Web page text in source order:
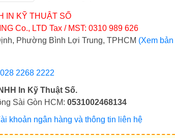
IN KỸ THUẬT SỐ
Co., LTD Tax / MST: 0310 989 626
Phường Bình Lợi Trung, TPHCM (Xem bản
028 2268 2222
In Kỹ Thuật Số.
Sài Gòn HCM: 0531002468134
khoản ngân hàng và thông tin liên hệ